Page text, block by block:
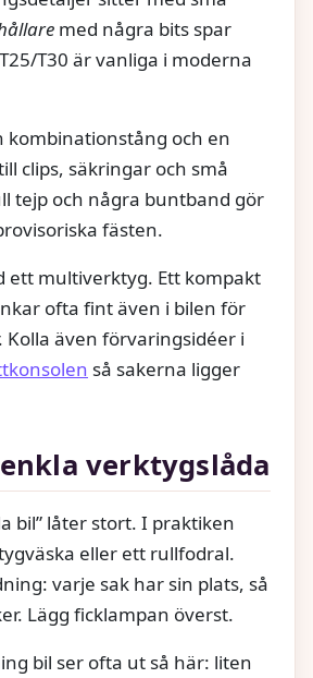
med några bits spar
T30 är vanliga i moderna
kombinationstång och en
clips, säkringar och små
tejp och några buntband gör
fästen.
ett multiverktyg. Ett kompakt
ofta fint även i bilen för
Kolla även förvaringsidéer i
så sakerna ligger
verktygslåda
bil” låter stort. I praktiken
eller ett rullfodral.
varje sak har sin plats, så
Lägg ficklampan överst.
bil ser ofta ut så här: liten